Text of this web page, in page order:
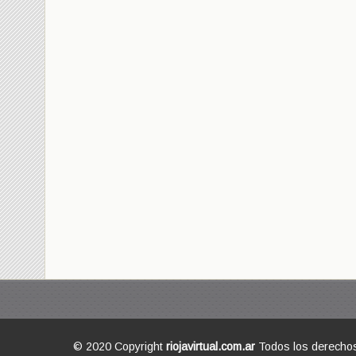
© 2020 Copyright riojavirtual.com.ar Todos los